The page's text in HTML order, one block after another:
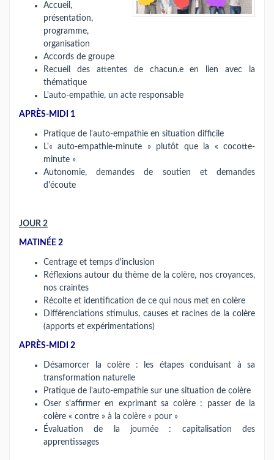
Accueil,
présentation,
programme,
organisation
Accords de groupe
Recueil des attentes de chacun.e en lien avec la
thématique
L'auto-empathie, un acte responsable
APRÈS-MIDI 1
Pratique de l'auto-empathie en situation difficile
L'« auto-empathie-minute » plutôt que la « cocotte-
minute »
Autonomie, demandes de soutien et demandes
d'écoute
JOUR 2
MATINÉE 2
Centrage et temps d'inclusion
Réflexions autour du thème de la colère, nos croyances,
nos craintes
Récolte et identification de ce qui nous met en colère
Différenciations stimulus, causes et racines de la colère
(apports et expérimentations)
APRÈS-MIDI 2
Désamorcer la colère : les étapes conduisant à sa
transformation naturelle
Pratique de l'auto-empathie sur une situation de colère
Oser s'affirmer en exprimant sa colère : passer de la
colère « contre » à la colère « pour »
Évaluation de la journée : capitalisation des
apprentissages